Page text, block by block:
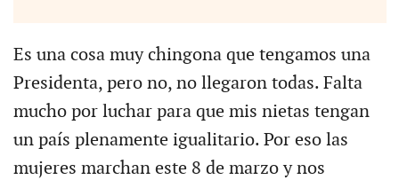
Es una cosa muy chingona que tengamos una
Presidenta, pero no, no llegaron todas. Falta
mucho por luchar para que mis nietas tengan
un país plenamente igualitario. Por eso las
mujeres marchan este 8 de marzo y nos